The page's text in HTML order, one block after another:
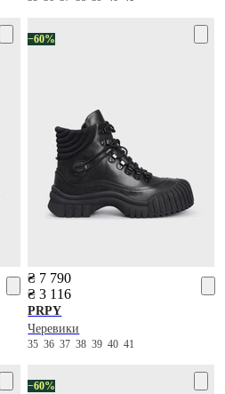
−60%
₴ 7 790
₴ 3 116
PRPY
Черевики
35363738394041
−60%